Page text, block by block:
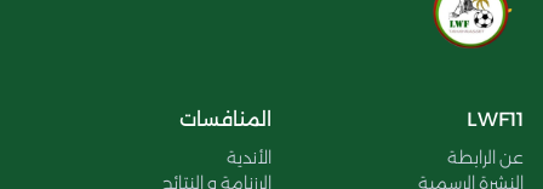
LWF11
عن الرابطة
النشرة الرسمية
المنافسات
الأندية
الرزنامة و النتائج